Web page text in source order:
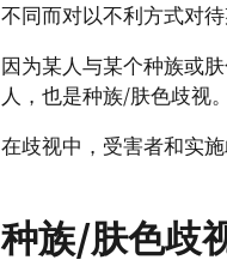
不同而对以不利方式对待
因为某人与某个种族或
人，也是种族/肤色歧视。
在歧视中，受害者和实
种族/肤色歧